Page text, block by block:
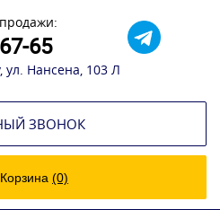
65
ул. Нансена, 103 Л
ЗВОНОК
Корзина (0)